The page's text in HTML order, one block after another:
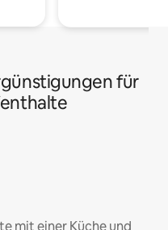
für
mit einer Küche und